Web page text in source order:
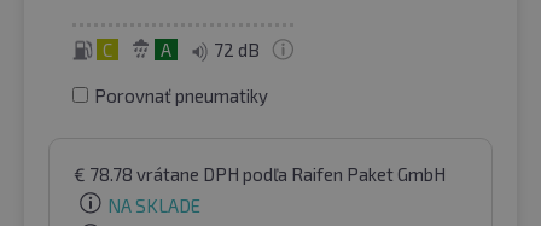
C A 72 dB
Porovnať pneumatiky
€ 78.78 vrátane DPH podľa Raifen Paket GmbH
NA SKLADE